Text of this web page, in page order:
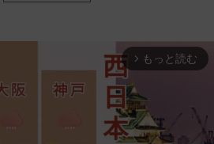
arrow_forward_ios もっと読む